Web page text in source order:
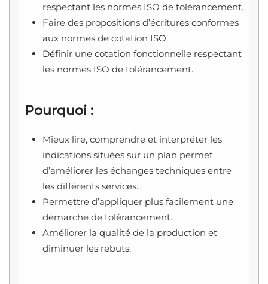
respectant les normes ISO de tolérancement.
Faire des propositions d’écritures conformes
aux normes de cotation ISO.
Définir une cotation fonctionnelle respectant
les normes ISO de tolérancement.
Pourquoi :
Mieux lire, comprendre et interpréter les
indications situées sur un plan permet
d’améliorer les échanges techniques entre
les différents services.
Permettre d’appliquer plus facilement une
démarche de tolérancement.
Améliorer la qualité de la production et
diminuer les rebuts.